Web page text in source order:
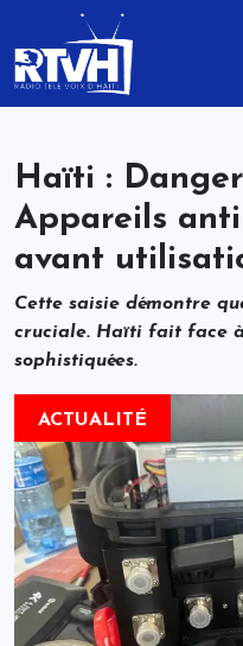
Haïti :
Appareils
avant
Cette saisie démontre
cruciale. Haïti fait face à
sophistiquées.
ACTUALITÉ